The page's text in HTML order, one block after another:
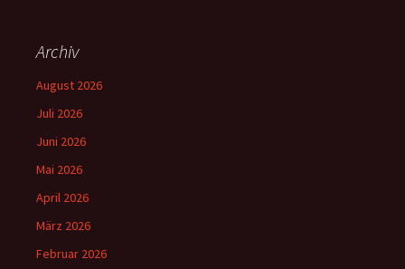
Archiv
August 2026
Juli 2026
Juni 2026
Mai 2026
April 2026
März 2026
Februar 2026